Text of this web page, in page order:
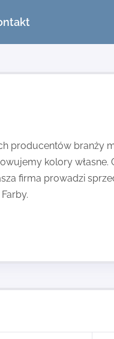
producentów branży
kolory
firma prowadzi